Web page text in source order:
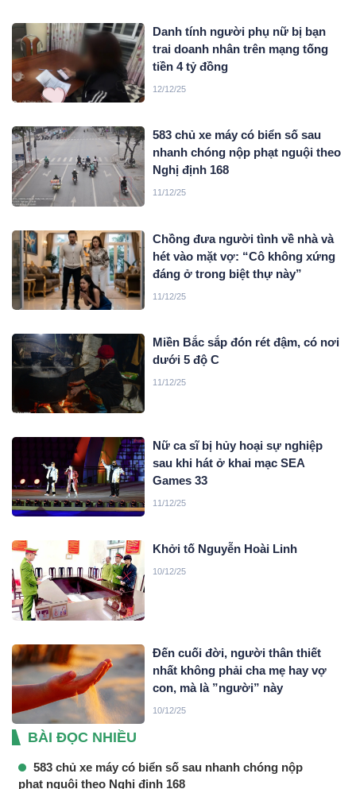
Danh tính người phụ nữ bị bạn
trai doanh nhân trên mạng tống
tiền 4 tỷ đồng
12/12/25
583 chủ xe máy có biển số sau
nhanh chóng nộp phạt nguội theo
Nghị định 168
11/12/25
Chồng đưa người tình về nhà và
hét vào mặt vợ: “Cô không xứng
đáng ở trong biệt thự này”
11/12/25
Miền Bắc sắp đón rét đậm, có nơi
dưới 5 độ C
11/12/25
Nữ ca sĩ bị hủy hoại sự nghiệp
sau khi hát ở khai mạc SEA
Games 33
11/12/25
Khởi tố Nguyễn Hoài Linh
10/12/25
Đến cuối đời, người thân thiết
nhất không phải cha mẹ hay vợ
con, mà là ”người” này
10/12/25
BÀI ĐỌC NHIỀU
583 chủ xe máy có biển số sau nhanh chóng nộp
phạt nguội theo Nghị định 168